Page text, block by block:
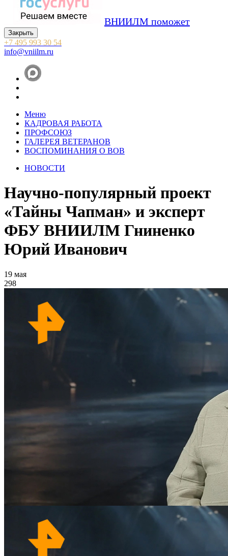
ВНИИЛМ поможет
Закрыть
+7 495 993 30 54
info@vniilm.ru
Меню
КАДРОВАЯ РАБОТА
ПРОФСОЮЗ
ГАЛЕРЕЯ ВЕТЕРАНОВ
ВОСПОМИНАНИЯ О ВОВ
НОВОСТИ
Научно-популярный проект
«Тайны Чапман» и эксперт
ФБУ ВНИИЛМ Гниненко
Юрий Иванович
19 мая
298